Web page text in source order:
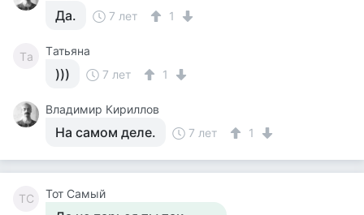
Да. 7 лет 1
Tа Tатьяна
))) 7 лет 1
Владимир Кириллов
На самом деле. 7 лет 1
ТС Тот Самый